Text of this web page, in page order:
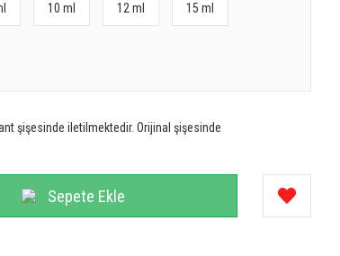
10 ml 12 ml 15 ml
şişesinde iletilmektedir. Orijinal şişesinde
Sepete Ekle